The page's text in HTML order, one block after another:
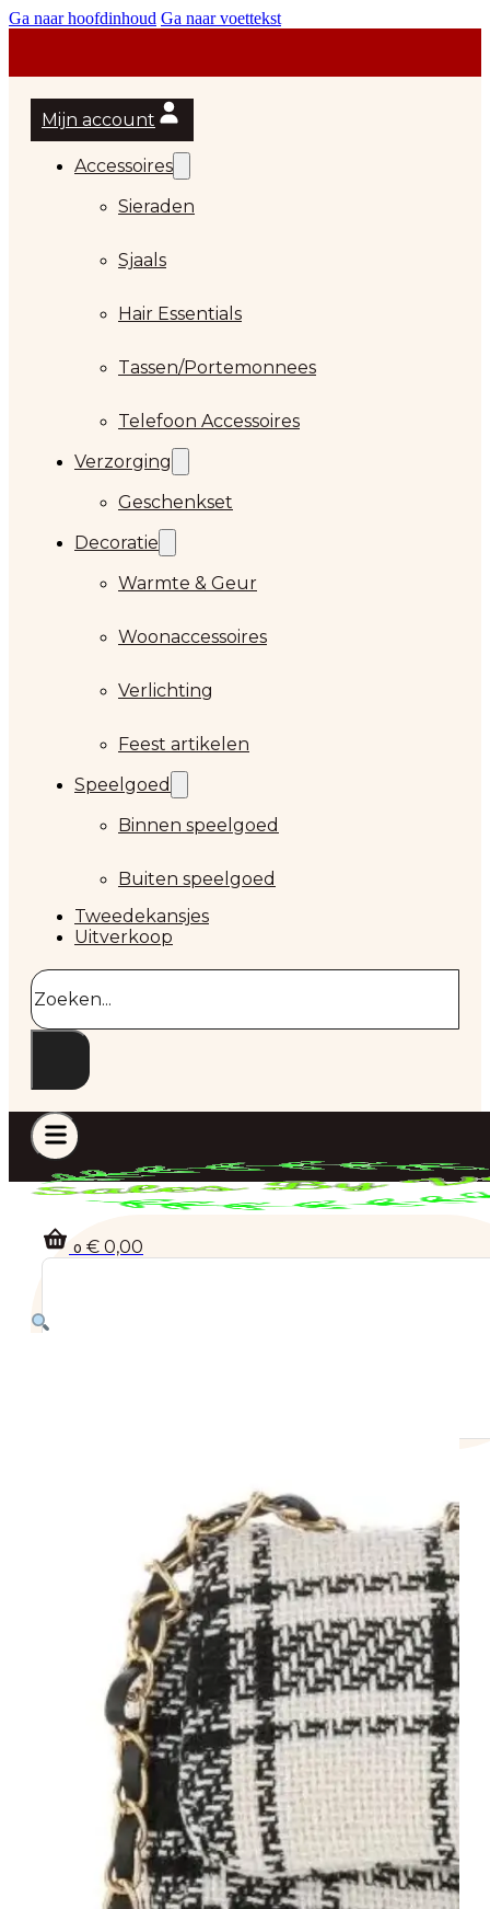
Ga naar hoofdinhoud Ga naar voettekst
Mijn account
Accessoires
Sieraden
Sjaals
Hair Essentials
Tassen/Portemonnees
Telefoon Accessoires
Verzorging
Geschenkset
Decoratie
Warmte & Geur
Woonaccessoires
Verlichting
Feest artikelen
Speelgoed
Binnen speelgoed
Buiten speelgoed
Tweedekansjes
Uitverkoop
Zoeken
0 € 0,00